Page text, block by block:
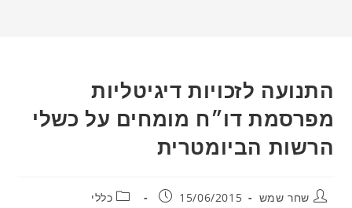
התנועה לזכויות דיגיטליות
מפרסמת דו״ח מומחים על כשלי
הרשות הביומטרית
מחבר:שחר שמש פורסם:
15/06/2015 קטגוריה:
כללי